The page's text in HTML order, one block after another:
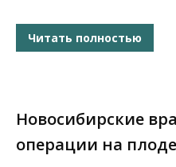
Читать полностью
Новосибирские
операции на